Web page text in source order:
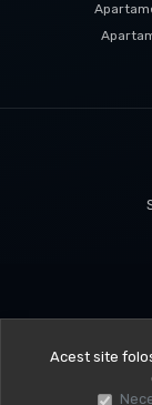
Acest site